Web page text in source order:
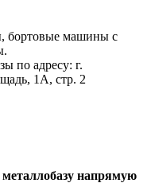
бортовые машины с
по адресу: г.
1А, стр. 2
напрямую